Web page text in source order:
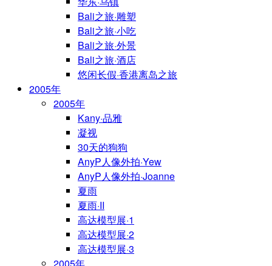
Bali之旅·雕塑
Bali之旅·小吃
Bali之旅·外景
Bali之旅·酒店
悠闲长假·香港离岛之旅
2005年
2005年
Kany·品雅
凝视
30天的狗狗
AnyP人像外拍·Yew
AnyP人像外拍·Joanne
夏雨
夏雨·II
高达模型展·1
高达模型展·2
高达模型展·3